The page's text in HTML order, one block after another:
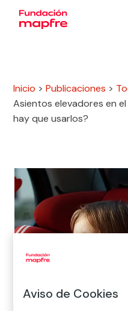
Inicio >Publicaciones >
Asientos elevadores en
hay que usarlos?
Aviso de Cookies